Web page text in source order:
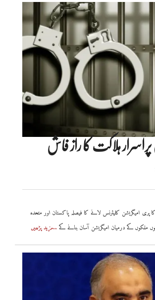
ہلاکت کا راز فاش
امیگریشن کلیئرنس لانے کا فیصلہ پاکستان اور متحدہ
ملکوں کے درمیان امیگریشن آسان بنانے کے ..مزید پڑھیں